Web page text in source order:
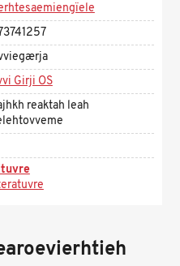
Girji OS
reaktah leah